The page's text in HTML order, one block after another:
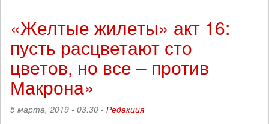
марксизма
«Желтые жилеты» акт 16:
пусть расцветают сто
цветов, но все – против
Макрона»
5 марта, 2019 - 03:30 - Редакция